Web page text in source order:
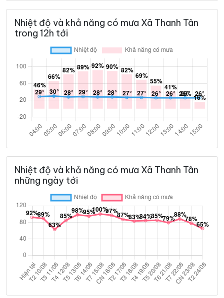
Nhiệt độ và khả năng có mưa Xã Thanh Tân
trong 12h tới
Nhiệt độ và khả năng có mưa Xã Thanh Tân
những ngày tới